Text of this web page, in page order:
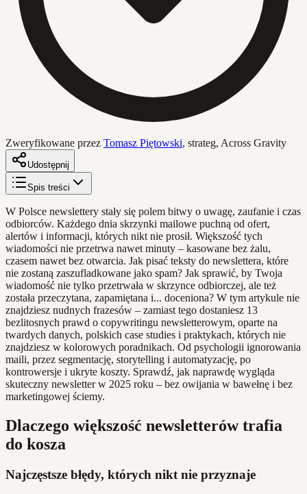
Zweryfikowane przez Tomasz Piętowski, strateg, Across Gravity
Udostępnij
Spis treści
W Polsce newslettery stały się polem bitwy o uwagę, zaufanie i czas
odbiorców. Każdego dnia skrzynki mailowe puchną od ofert,
alertów i informacji, których nikt nie prosił. Większość tych
wiadomości nie przetrwa nawet minuty – kasowane bez żalu,
czasem nawet bez otwarcia. Jak pisać teksty do newslettera, które
nie zostaną zaszufladkowane jako spam? Jak sprawić, by Twoja
wiadomość nie tylko przetrwała w skrzynce odbiorczej, ale też
została przeczytana, zapamiętana i... doceniona? W tym artykule nie
znajdziesz nudnych frazesów – zamiast tego dostaniesz 13
bezlitosnych prawd o copywritingu newsletterowym, oparte na
twardych danych, polskich case studies i praktykach, których nie
znajdziesz w kolorowych poradnikach. Od psychologii ignorowania
maili, przez segmentację, storytelling i automatyzację, po
kontrowersje i ukryte koszty. Sprawdź, jak naprawdę wygląda
skuteczny newsletter w 2025 roku – bez owijania w bawełnę i bez
marketingowej ściemy.
Dlaczego większość newsletterów trafia
do kosza
Najczęstsze błędy, których nikt nie przyznaje